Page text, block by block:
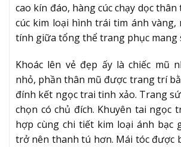
cao kín đáo, hàng cúc chạy dọc
cúc kim loại hình trái tim ánh
tính giữa tổng thể trang phục mang
Khoác lên vẻ đẹp ấy là chiếc mũ
nhỏ, phần thân mũ được trang trí
đính kết ngọc trai tinh xảo. Trang
chọn có chủ đích. Khuyên tai ngọc
hợp cùng chi tiết kim loại ánh bạc
trở nên thanh tú hơn. Mái tóc được